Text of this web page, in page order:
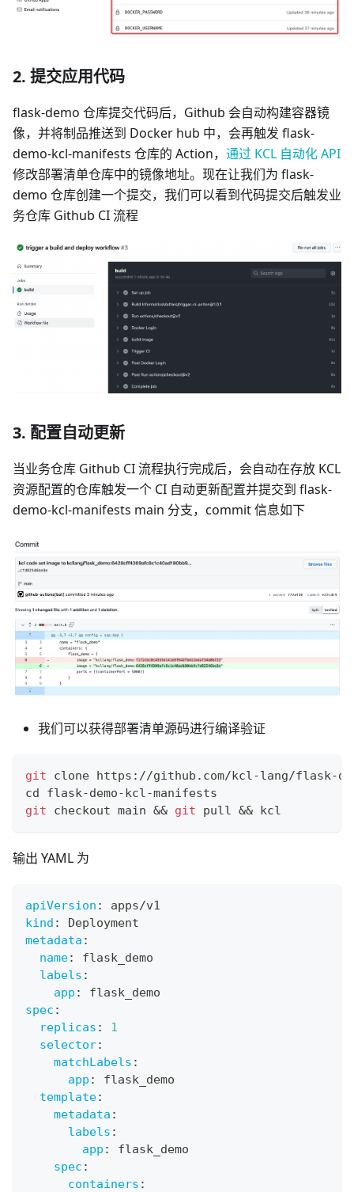
2. 提交应用代码
flask-demo 仓库提交代码后，Github 会自动构建容器镜
像，并将制品推送到 Docker hub 中，会再触发 flask-
demo-kcl-manifests 仓库的 Action， 通过 KCL 自动化 API
修改部署清单仓库中的镜像地址。现在让我们为 flask-
demo 仓库创建一个提交，我们可以看到代码提交后触发业
务仓库 Github CI 流程
3. 配置自动更新
当业务仓库 Github CI 流程执行完成后，会自动在存放 KCL
资源配置的仓库触发一个 CI 自动更新配置并提交到 flask-
demo-kcl-manifests main 分支，commit 信息如下
我们可以获得部署清单源码进行编译验证
git clone https://github.com/kcl-lang/flask-
cd flask-demo-kcl-manifests
git checkout main && git pull && kcl
输出 YAML 为
apiVersion :
apps/v1
kind :
Deployment
metadata :
name:
flask_demo
labels :
app :
flask_demo
spec :
replicas :
1
selector:
matchLabels :
app :
flask_demo
template:
metadata :
labels :
app :
flask_demo
spec :
containers :